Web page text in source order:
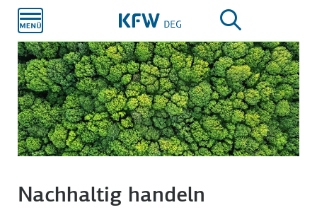
Hauptinhalt
Nachhaltig handeln